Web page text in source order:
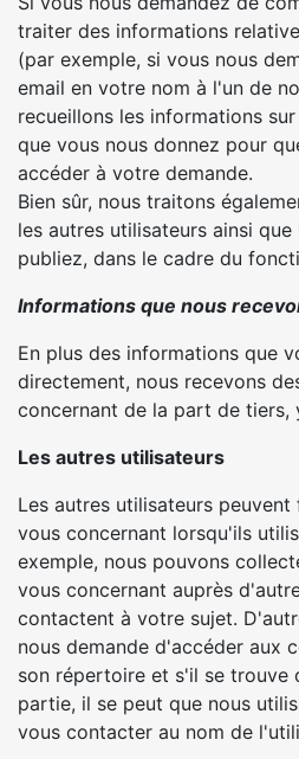
traiter des informations
(par exemple, si vous nous
email en votre nom à l'un de
recueillons les informations
que vous nous donnez pour
accéder à votre demande.
Bien sûr, nous traitons
les autres utilisateurs ainsi
publiez, dans le cadre du
Informations que nous
En plus des informations que
directement, nous recevons
concernant de la part de tiers,
Les autres utilisateurs
Les autres utilisateurs
vous concernant lorsqu'ils
exemple, nous pouvons
vous concernant auprès
contactent à votre sujet.
nous demande d'accéder aux
son répertoire et s'il se trouve
partie, il se peut que nous
vous contacter au nom de